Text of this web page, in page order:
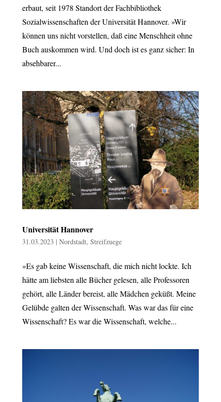
erbaut, seit 1978 Standort der Fachbibliothek
Sozialwissenschaften der Universität Hannover. »Wir
können uns nicht vorstellen, daß eine Menschheit ohne
Buch auskommen wird. Und doch ist es ganz sicher: In
absehbarer...
Universität Hannover
31.03.2023 | Nordstadt, Streifzuege
»Es gab keine Wissenschaft, die mich nicht lockte. Ich
hätte am liebsten alle Bücher gelesen, alle Professoren
gehört, alle Länder bereist, alle Mädchen geküßt. Meine
Gelübde galten der Wissenschaft. Was war das für eine
Wissenschaft? Es war die Wissenschaft, welche...